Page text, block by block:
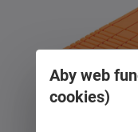
Aby web
cookies)